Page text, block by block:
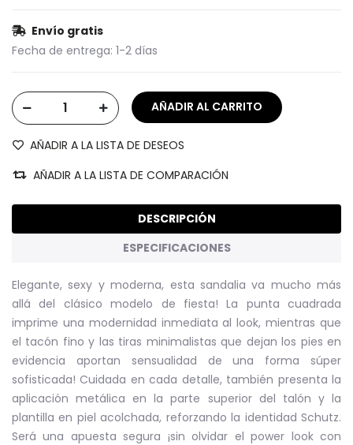
Envío gratis
Fecha de entrega: 1-2 días
AÑADIR A LA LISTA DE DESEOS
AÑADIR A LA LISTA DE COMPARACIÓN
DESCRIPCIÓN
ESPECIFICACIONES
Elegante, sexy y moderna, esta sandalia va mucho más
allá del clásico modelo de fiesta! La punta cuadrada
imprime una modernidad inmediata al look, mientras que
el tacón fino y las tiras minimalistas que dejan los pies en
evidencia aportan sensualidad de una forma súper
sofisticada! Cuidada en cada detalle, también presenta la
aplicación metálica en la parte superior del talón y la
plantilla en piel acolchada, reforzando la identidad Schutz.
Será una apuesta segura ¡sin olvidar el power look con